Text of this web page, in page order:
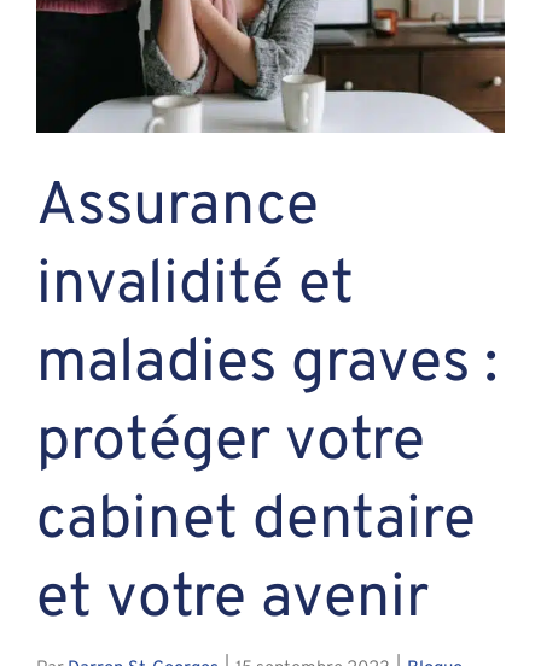
Assante
Assurance
invalidité et
maladies graves :
protéger votre
cabinet dentaire
et votre avenir